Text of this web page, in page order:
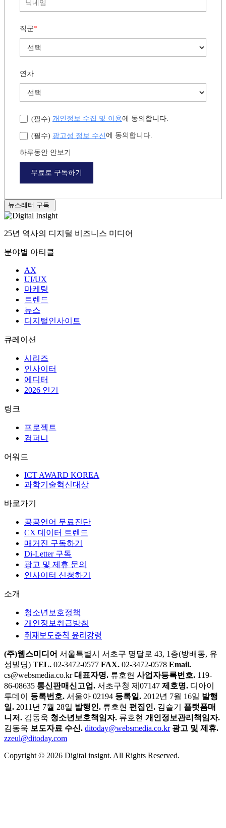
직군*
연차
(필수) 개인정보 수집 및 이용에 동의합니다.
(필수) 광고성 정보 수신에 동의합니다.
하루동안 안보기
무료로 구독하기
뉴스레터 구독
25년 역사의 디지털 비즈니스 미디어
분야별 아티클
AX
UI/UX
마케팅
트렌드
뉴스
디지털인사이트
큐레이션
시리즈
인사이터
에디터
2026 인기
링크
프로젝트
컴퍼니
어워드
ICT AWARD KOREA
과학기술혁신대상
바로가기
공공언어 무료진단
CX 데이터 트렌드
매거진 구독하기
Di-Letter 구독
광고 및 제휴 문의
인사이터 신청하기
소개
청소년보호정책
개인정보취급방침
취재보도준칙 윤리강령
(주)웹스미디어 서울특별시 서초구 명달로 43, 1층(방배동, 유
성빌딩) TEL. 02-3472-0577 FAX. 02-3472-0578 Email.
cs@websmedia.co.kr 대표자명. 류호현 사업자등록번호. 119-
86-08635 통신판매신고업. 서초구청 제07147 제호명. 디아이
투데이
등록번호. 서울아 02194 등록일. 2012년 7월 16일 발행
일. 2011년 7월 28일 발행인. 류호현 편집인. 김슬기
플랫폼매
니저. 김동욱 청소년보호책임자. 류호현 개인정보관리책임자.
김동욱 보도자료 수신. ditoday@websmedia.co.kr 광고 및 제휴.
zzeul@ditoday.com
Copyright © 2026 Digital insignt. All Rights Reserved.